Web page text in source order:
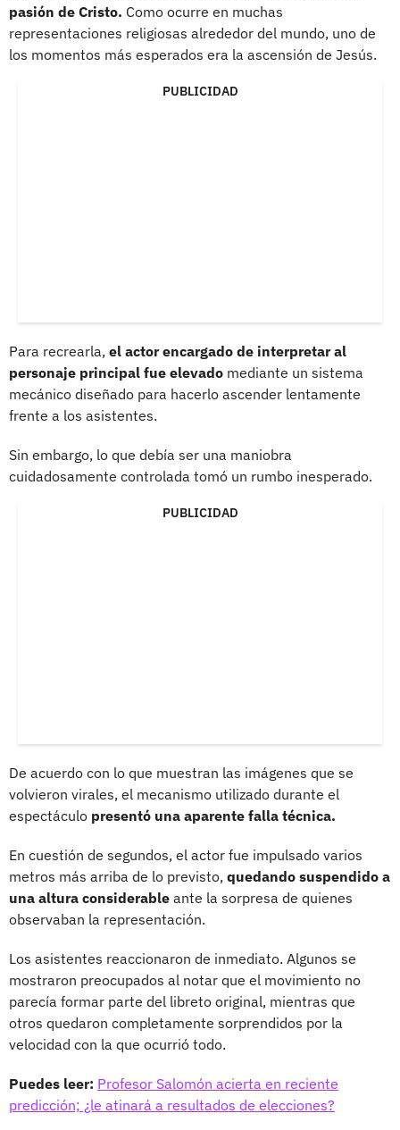
pasión de Cristo. Como ocurre en muchas
representaciones religiosas alrededor del mundo, uno de
los momentos más esperados era la ascensión de Jesús.
PUBLICIDAD
Para recrearla, el actor encargado de interpretar al
personaje principal fue elevado mediante un sistema
mecánico diseñado para hacerlo ascender lentamente
frente a los asistentes.
Sin embargo, lo que debía ser una maniobra
cuidadosamente controlada tomó un rumbo inesperado.
PUBLICIDAD
De acuerdo con lo que muestran las imágenes que se
volvieron virales, el mecanismo utilizado durante el
espectáculo presentó una aparente falla técnica.
En cuestión de segundos, el actor fue impulsado varios
metros más arriba de lo previsto, quedando suspendido a
una altura considerable ante la sorpresa de quienes
observaban la representación.
Los asistentes reaccionaron de inmediato. Algunos se
mostraron preocupados al notar que el movimiento no
parecía formar parte del libreto original, mientras que
otros quedaron completamente sorprendidos por la
velocidad con la que ocurrió todo.
Puedes leer: Profesor Salomón acierta en reciente
predicción; ¿le atinará a resultados de elecciones?